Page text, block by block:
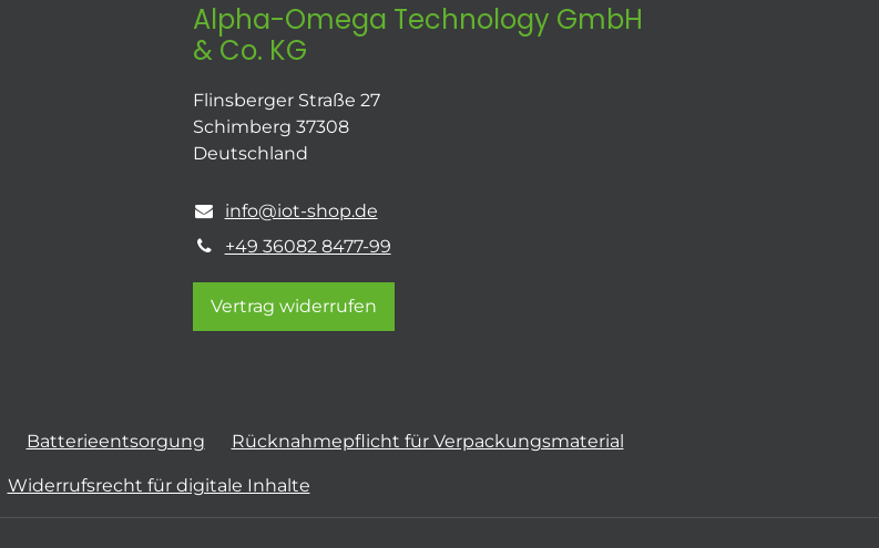
Alpha-Omega Technology GmbH
& Co. KG
Flinsberger Straße 27
Schimberg 37308
Deutschland
info@iot-shop.de
+49 36082 8477-99
Vertrag widerrufen
Batterieentsorgung Rücknahmepflicht für Verpackungsmaterial
Widerrufsrecht für digitale Inhalte